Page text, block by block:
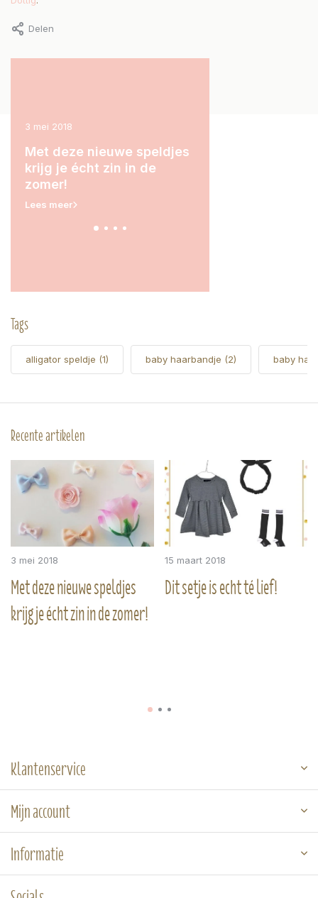
Delen
3 mei 2018
Met deze nieuwe speldjes
krijg je écht zin in de
zomer!
Lees meer
Tags
alligator speldje (1) baby haarbandje (2) baby
Recente artikelen
3 mei 2018
Met deze nieuwe speldjes
krijg je écht zin in de zomer!
15 maart 2018
Dit setje is echt té lief!
Klantenservice
Mijn account
Informatie